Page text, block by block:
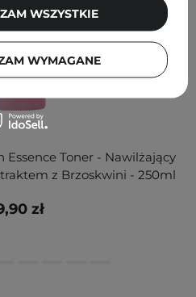
Essence Toner - Nawilżający
z Brzoskwini - 250ml
zł
WYMAGANE
WSZYSTKIE